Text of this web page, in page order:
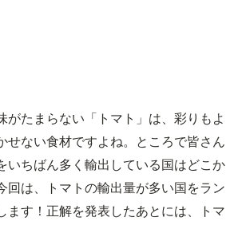
がたまらない「トマト」は、彩りもよ
せない食材ですよね。ところで皆さん
いちばん多く輸出している国はどこか
回は、トマトの輸出量が多い国をラン
ます！正解を発表したあとには、トマ